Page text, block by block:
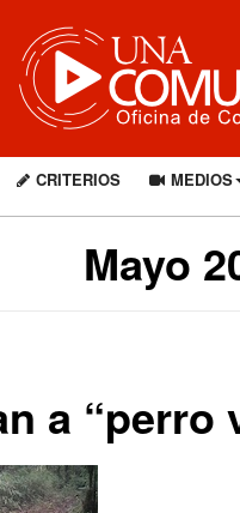
CRITERIOS MEDIOS
Mayo
a “perro